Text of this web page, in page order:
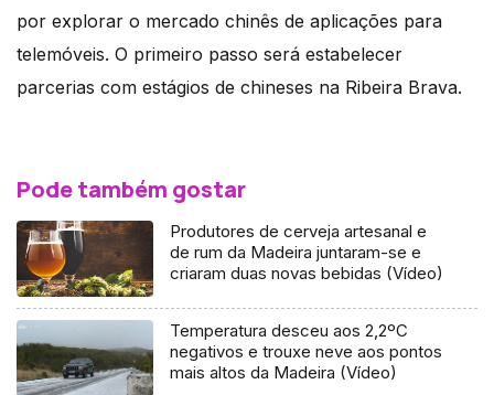
por explorar o mercado chinês de aplicações para
telemóveis. O primeiro passo será estabelecer
parcerias com estágios de chineses na Ribeira Brava.
Pode também gostar
Produtores de cerveja artesanal e
de rum da Madeira juntaram-se e
criaram duas novas bebidas (Vídeo)
Temperatura desceu aos 2,2ºC
negativos e trouxe neve aos pontos
mais altos da Madeira (Vídeo)